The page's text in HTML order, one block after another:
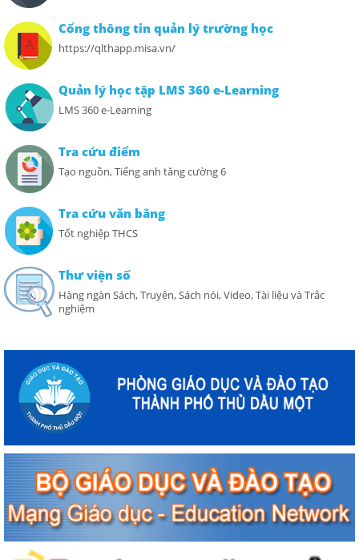
Cổng thông tin quản lý trường học
https://qlthapp.misa.vn/
Quản lý học tập LMS 360 e-Learning
LMS 360 e-Learning
Tra cứu điểm
Tạo nguồn, Tiếng anh tăng cường 6
Tra cứu văn bằng
Tốt nghiệp THCS
Thư viện số
Hàng ngàn Sách, Truyện, Sách nói, Video, Tài liệu và Trắc
nghiệm